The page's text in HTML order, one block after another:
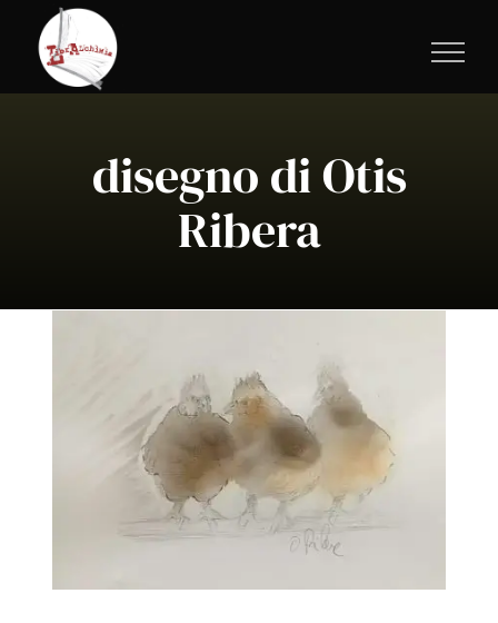
contenuto
disegno di Otis
Ribera